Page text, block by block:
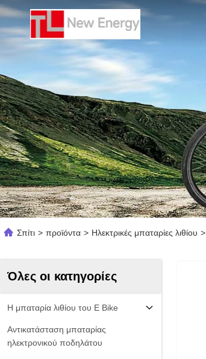
Σπίτι > προϊόντα > Ηλεκτρικές μπαταρίες λιθίου >
Όλες οι κατηγορίες
Η μπαταρία λιθίου του E Bike
Αντικατάσταση μπαταρίας
ηλεκτρονικού ποδηλάτου